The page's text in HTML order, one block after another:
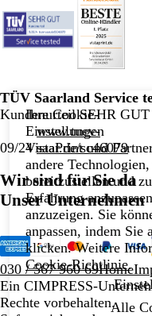
TÜV Saarland Service
Kundenurteil SEHR GUT
09/24
www.tuev-
saar.de/sc46079
Wir sind für Sie da
Unser Unternehmen
030 / 567 960 69Home
Ein CIMPRESS-
Rechte vorbehalten.
Ihre Cookie-
Einstellungen
VistaPrint und
andere
bereitzustellen und
Erfahrung
anzuzeigen. Sie
anpassen, indem Sie
klicken. Weitere
Cookie-Richtlinie.
Alle